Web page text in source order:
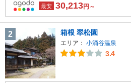
最安 30,213円～
2 箱根 翠松園
エリア： 小涌谷温泉
3.4